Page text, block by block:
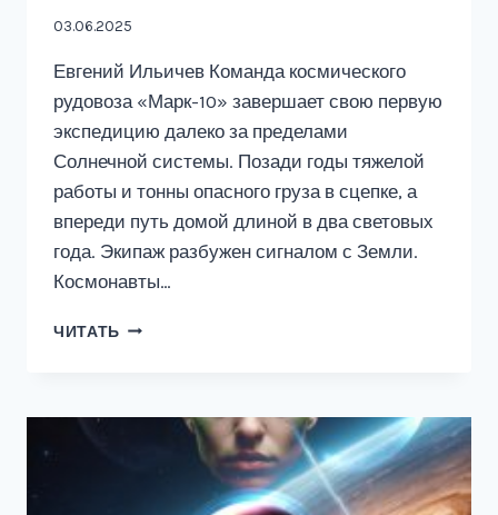
03.06.2025
Евгений Ильичев Команда космического
рудовоза «Марк-10» завершает свою первую
экспедицию далеко за пределами
Солнечной системы. Позади годы тяжелой
работы и тонны опасного груза в сцепке, а
впереди путь домой длиной в два световых
года. Экипаж разбужен сигналом с Земли.
Космонавты…
ЧИТАТЬ ПОСЛЕДНИЙ